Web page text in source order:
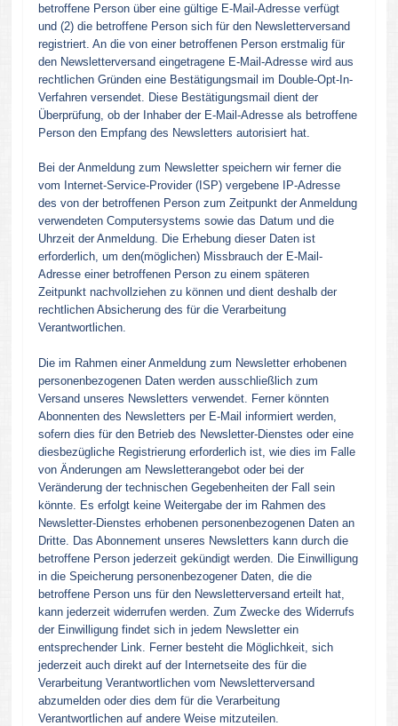
betroffene Person über eine gültige E-Mail-Adresse verfügt
und (2) die betroffene Person sich für den Newsletterversand
registriert. An die von einer betroffenen Person erstmalig für
den Newsletterversand eingetragene E-Mail-Adresse wird aus
rechtlichen Gründen eine Bestätigungsmail im Double-Opt-In-
Verfahren versendet. Diese Bestätigungsmail dient der
Überprüfung, ob der Inhaber der E-Mail-Adresse als betroffene
Person den Empfang des Newsletters autorisiert hat.
Bei der Anmeldung zum Newsletter speichern wir ferner die
vom Internet-Service-Provider (ISP) vergebene IP-Adresse
des von der betroffenen Person zum Zeitpunkt der Anmeldung
verwendeten Computersystems sowie das Datum und die
Uhrzeit der Anmeldung. Die Erhebung dieser Daten ist
erforderlich, um den(möglichen) Missbrauch der E-Mail-
Adresse einer betroffenen Person zu einem späteren
Zeitpunkt nachvollziehen zu können und dient deshalb der
rechtlichen Absicherung des für die Verarbeitung
Verantwortlichen.
Die im Rahmen einer Anmeldung zum Newsletter erhobenen
personenbezogenen Daten werden ausschließlich zum
Versand unseres Newsletters verwendet. Ferner könnten
Abonnenten des Newsletters per E-Mail informiert werden,
sofern dies für den Betrieb des Newsletter-Dienstes oder eine
diesbezügliche Registrierung erforderlich ist, wie dies im Falle
von Änderungen am Newsletterangebot oder bei der
Veränderung der technischen Gegebenheiten der Fall sein
könnte. Es erfolgt keine Weitergabe der im Rahmen des
Newsletter-Dienstes erhobenen personenbezogenen Daten an
Dritte. Das Abonnement unseres Newsletters kann durch die
betroffene Person jederzeit gekündigt werden. Die Einwilligung
in die Speicherung personenbezogener Daten, die die
betroffene Person uns für den Newsletterversand erteilt hat,
kann jederzeit widerrufen werden. Zum Zwecke des Widerrufs
der Einwilligung findet sich in jedem Newsletter ein
entsprechender Link. Ferner besteht die Möglichkeit, sich
jederzeit auch direkt auf der Internetseite des für die
Verarbeitung Verantwortlichen vom Newsletterversand
abzumelden oder dies dem für die Verarbeitung
Verantwortlichen auf andere Weise mitzuteilen.